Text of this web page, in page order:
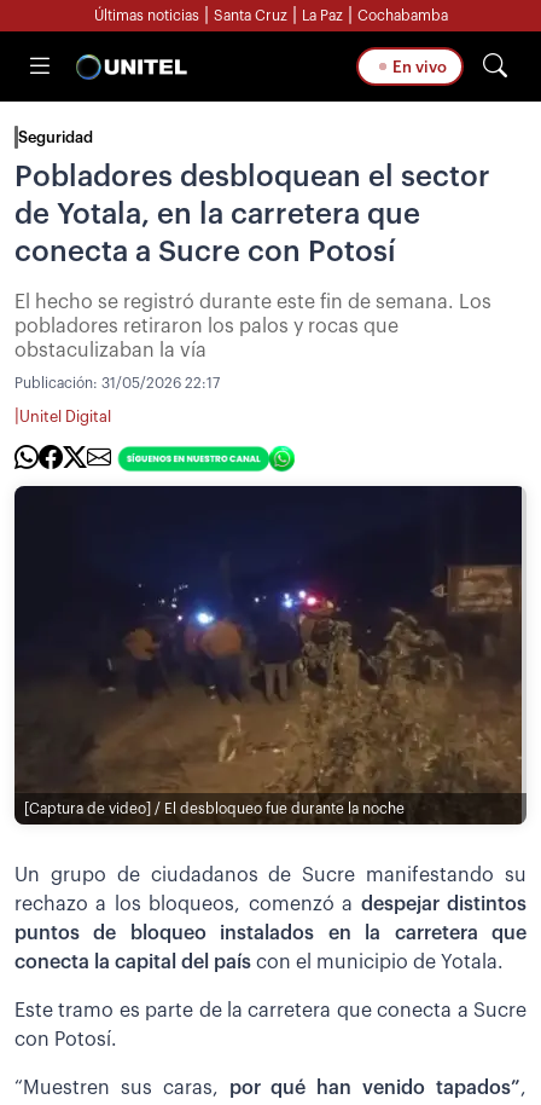
Últimas noticias Santa Cruz La Paz Cochabamba
En vivo
Seguridad
Pobladores desbloquean el sector
de Yotala, en la carretera que
conecta a Sucre con Potosí
El hecho se registró durante este fin de semana. Los
pobladores retiraron los palos y rocas que
obstaculizaban la vía
Publicación: 31/05/2026 22:17
Unitel Digital
[Captura de video] / El desbloqueo fue durante la noche
Un grupo de ciudadanos de Sucre manifestando su
rechazo a los bloqueos, comenzó a despejar distintos
puntos de bloqueo instalados en la carretera que
conecta la capital del país con el municipio de Yotala.
Este tramo es parte de la carretera que conecta a Sucre
con Potosí.
“Muestren sus caras, por qué han venido tapados”,